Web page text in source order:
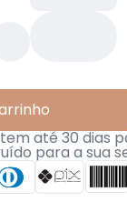
até 30 dias
para a sua